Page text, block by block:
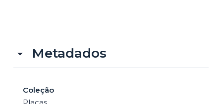
Metadados
Coleção